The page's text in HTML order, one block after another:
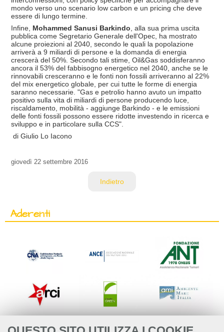
mondo verso uno scenario low carbon e un pricing che deve
essere di lungo termine.
Infine, Mohammed Sanusi Barkindo, alla sua prima uscita
pubblica come Segretario Generale dell'Opec, ha mostrato
alcune proiezioni al 2040, secondo le quali la popolazione
arriverà a 9 miliardi di persone e la domanda di energia
crescerà del 50%. Secondo tali stime, Oil&Gas soddisferanno
ancora il 53% del fabbisogno energetico nel 2040, anche se le
rinnovabili cresceranno e le fonti non fossili arriveranno al 22%
del mix energetico globale, per cui tutte le forme di energia
saranno necessarie. "Gas e petrolio hanno avuto un impatto
positivo sulla vita di miliardi di persone producendo luce,
riscaldamento, mobilità - aggiunge Barkindo - e le emissioni
delle fonti fossili possono essere ridotte investendo in ricerca e
sviluppo e in particolare sulla CCS".
di Giulio Lo Iacono
giovedì 22 settembre 2016
Indietro
Aderenti